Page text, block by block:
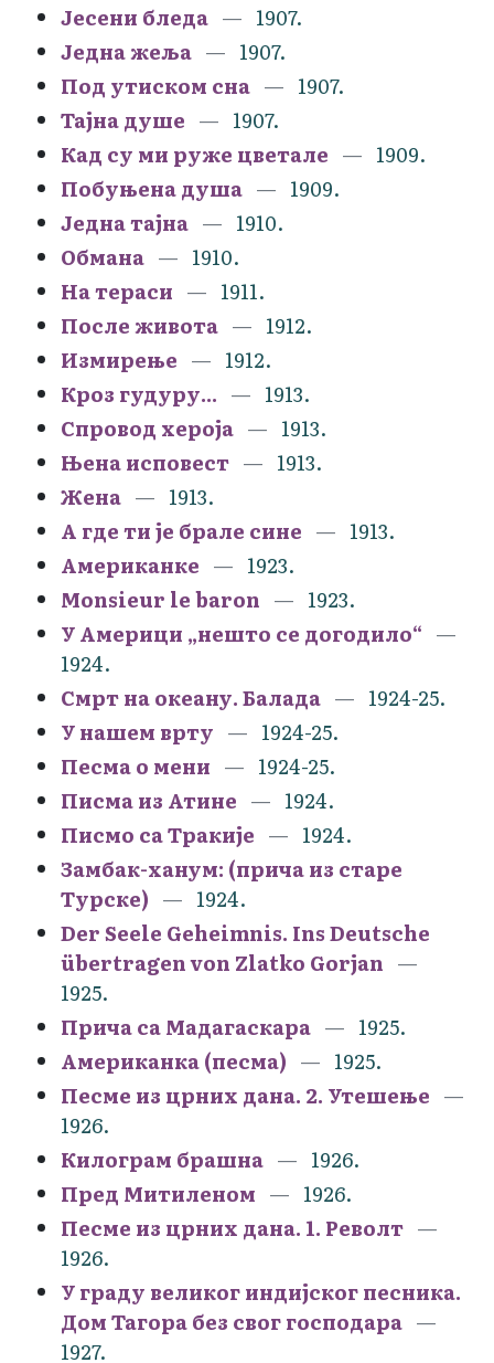
Јесени бледа
1907.
Једна жеља
1907.
Под утиском сна
1907.
Тајна душе
1907.
Кад су ми руже цветале
1909.
Побуњена душа
1909.
Једна тајна
1910.
Обмана
1910.
На тераси
1911.
После живота
1912.
Измирење
1912.
Кроз гудуру...
1913.
Спровод хероја
1913.
Њена исповест
1913.
Жена
1913.
А где ти је брале сине
1913.
Американке
1923.
Monsieur le baron
1923.
У Америци „нешто се догодило“
1924.
Смрт на океану. Балада
1924-25.
У нашем врту
1924-25.
Песма о мени
1924-25.
Писма из Атине
1924.
Писмо са Тракије
1924.
Замбак-ханум: (прича из старе
Турске)
1924.
Der Seele Geheimnis. Ins Deutsche
übertragen von Zlatko Gorjan
1925.
Прича са Мадагаскара
1925.
Американка (песма)
1925.
Песме из црних дана. 2. Утешење
1926.
Килограм брашна
1926.
Пред Митиленом
1926.
Песме из црних дана. 1. Револт
1926.
У граду великог индијског песника.
Дом Тагора без свог господара
1927.